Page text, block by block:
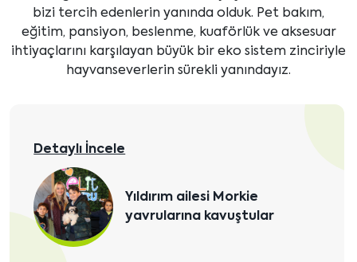
bizi tercih edenlerin yanında olduk. Pet bakım,
eğitim, pansiyon, beslenme, kuaförlük ve aksesuar
ihtiyaçlarını karşılayan büyük bir eko sistem zinciriyle
hayvanseverlerin sürekli yanındayız.
Detaylı İncele
Yıldırım ailesi Morkie
yavrularına kavuştular